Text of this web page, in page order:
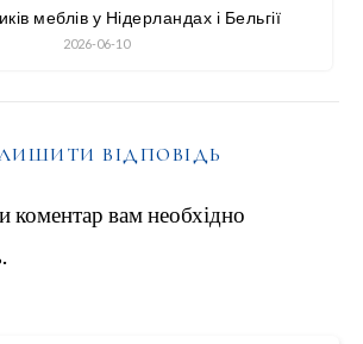
меблів у Нідерландах і Бельгії
2026-06-10
ВІДПОВІДЬ
коментар вам необхідно
.